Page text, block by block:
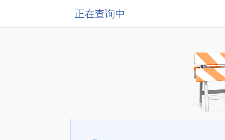
正在查询中